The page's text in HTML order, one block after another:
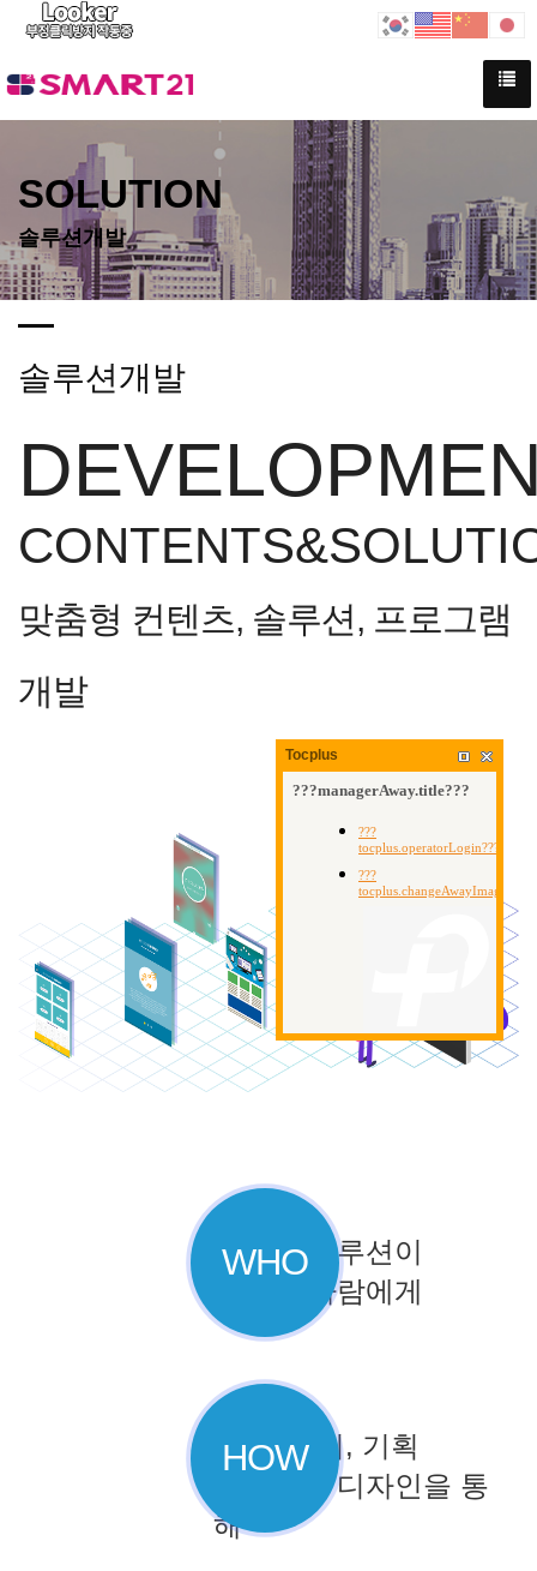
SOLUTION
솔루션개발
솔루션개발
맞춤형 컨텐츠, 솔루션, 프로그램
개발
WHO
컨텐츠/솔루션이
필요한 사람에게
HOW
상담, 협의, 기획
세부적인 디자인을 통
해
Tocplus